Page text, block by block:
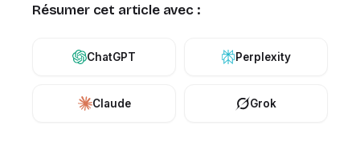
Résumer cet article avec :
ChatGPT Perplexity
Claude Grok